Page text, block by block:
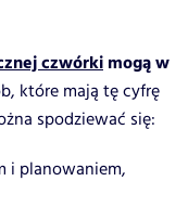
czwórkimogą w
które mają tę cyfrę
spodziewać się:
i planowaniem,